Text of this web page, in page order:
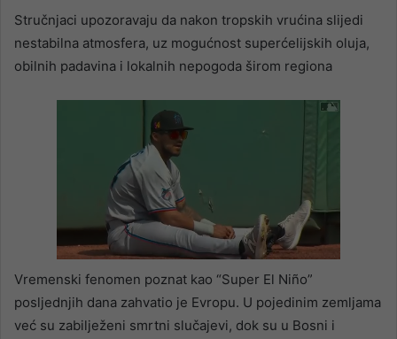
Stručnjaci upozoravaju da nakon tropskih vrućina slijedi
nestabilna atmosfera, uz mogućnost superćelijskih oluja,
obilnih padavina i lokalnih nepogoda širom regiona
Vremenski fenomen poznat kao “Super El Niño”
posljednjih dana zahvatio je Evropu. U pojedinim zemljama
već su zabilježeni smrtni slučajevi, dok su u Bosni i